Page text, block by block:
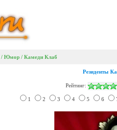
/ Юмор / Камеди Клаб
Резиденты
Рейтинг:
1 2 3 4 5 6